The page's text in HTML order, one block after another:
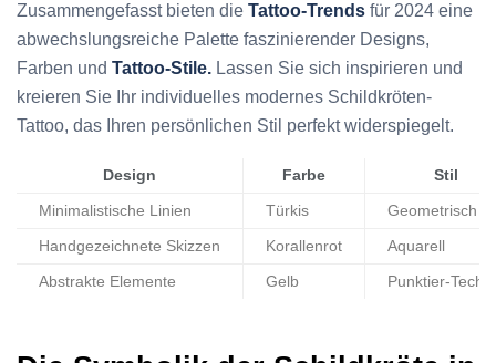
Zusammengefasst bieten die Tattoo-Trends für 2024 eine
abwechslungsreiche Palette faszinierender Designs,
Farben und Tattoo-Stile. Lassen Sie sich inspirieren und
kreieren Sie Ihr individuelles modernes Schildkröten-
Tattoo, das Ihren persönlichen Stil perfekt widerspiegelt.
Design Farbe Stil
Minimalistische Linien Türkis Geometrisch
Handgezeichnete Skizzen Korallenrot Aquarell
Abstrakte Elemente Gelb Punktier-